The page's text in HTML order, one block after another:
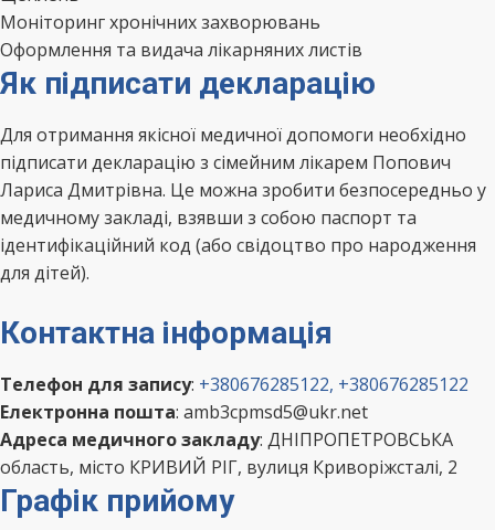
Моніторинг хронічних захворювань
Оформлення та видача лікарняних листів
Як підписати декларацію
Для отримання якісної медичної допомоги необхідно
підписати декларацію з сімейним лікарем Попович
Лариса Дмитрівна. Це можна зробити безпосередньо у
медичному закладі, взявши з собою паспорт та
ідентифікаційний код (або свідоцтво про народження
для дітей).
Контактна інформація
Телефон для запису: +380676285122, +380676285122
Електронна пошта: amb3cpmsd5@ukr.net
Адреса медичного закладу: ДНІПРОПЕТРОВСЬКА
область, місто КРИВИЙ РІГ, вулиця Криворіжсталі, 2
Графік прийому